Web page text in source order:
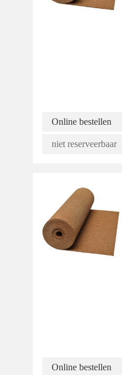
Online bestellen
niet reserveerbaar
Online bestellen